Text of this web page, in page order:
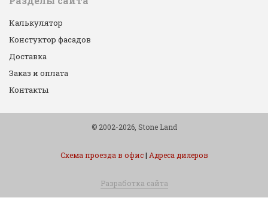
Калькулятор
Констуктор фасадов
Доставка
Заказ и оплата
Контакты
© 2002-2026, Stone Land
Схема проезда в офис| Адреса дилеров
Разработка сайта